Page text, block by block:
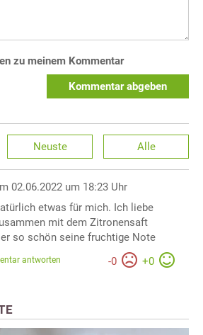
zu meinem Kommentar
Kommentar abgeben
Neuste Alle
02.06.2022 um 18:23 Uhr
etwas für mich. Ich liebe
mit dem Zitronensaft
so schön seine fruchtige Note
-0 +0
antworten